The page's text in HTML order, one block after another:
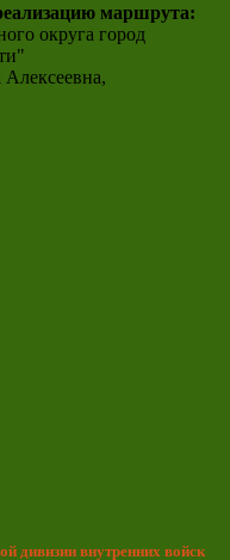
маршрута:
округа город
дивизии внутренних войск